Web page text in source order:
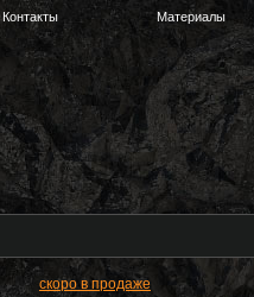
Контакты Материалы
скоро в продаже